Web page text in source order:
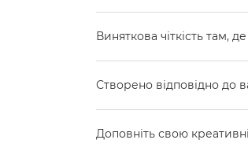
Виняткова чіткість там,
Створено відповідно до
Доповніть свою